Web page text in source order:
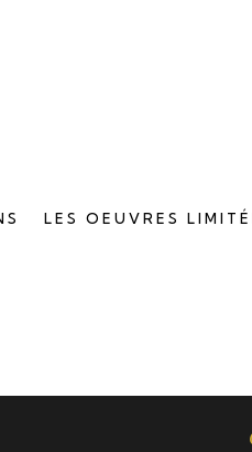
LES OEUVRES